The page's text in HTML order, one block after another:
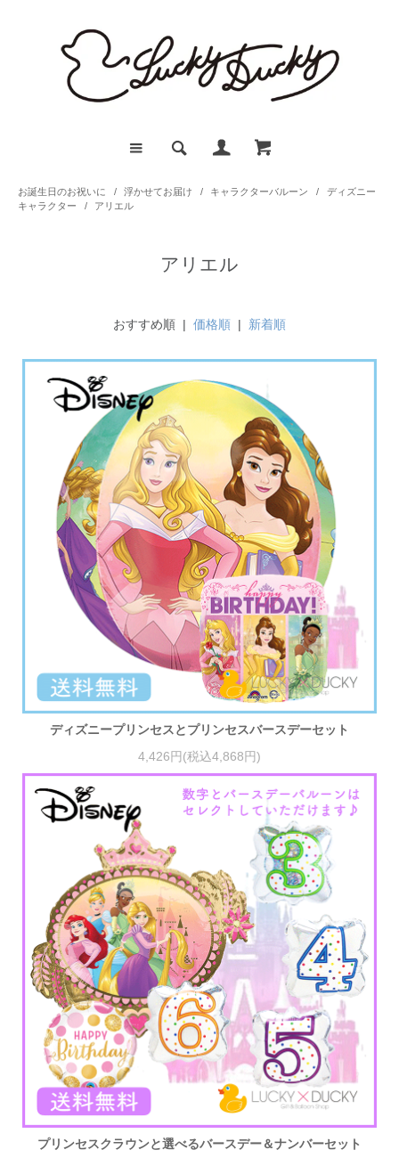
お誕生日のお祝いに / 浮かせてお届け / キャラクターバルーン /
ディズニー
キャラクター
/ アリエル
アリエル
おすすめ順 | 価格順 | 新着順
ディズニープリンセスとプリンセスバースデーセット
4,426円(税込4,868円)
プリンセスクラウンと選べるバースデー＆ナンバーセット